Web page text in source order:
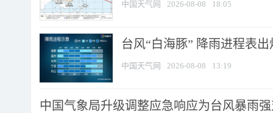
中国天气网 2026-08-08 18:05
台风“白海豚” 降雨进程表
中国天气网 2026-08-08 13:19
中国气象局升级调整应急响应为台风暴雨